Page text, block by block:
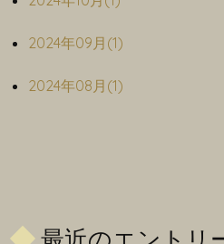
2024年09月(1)
2024年08月(1)